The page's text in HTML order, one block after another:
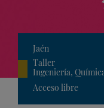
Jaén
Taller
Ingeniería,
Acceso libre